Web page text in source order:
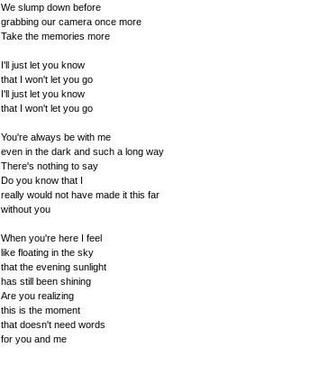
We slump down before
grabbing our camera once more
Take the memories more
I'll just let you know
that I won't let you go
I'll just let you know
that I won't let you go
You're always be with me
even in the dark and such a long way
There's nothing to say
Do you know that I
really would not have made it this far
without you
When you're here I feel
like floating in the sky
that the evening sunlight
has still been shining
Are you realizing
this is the moment
that doesn't need words
for you and me